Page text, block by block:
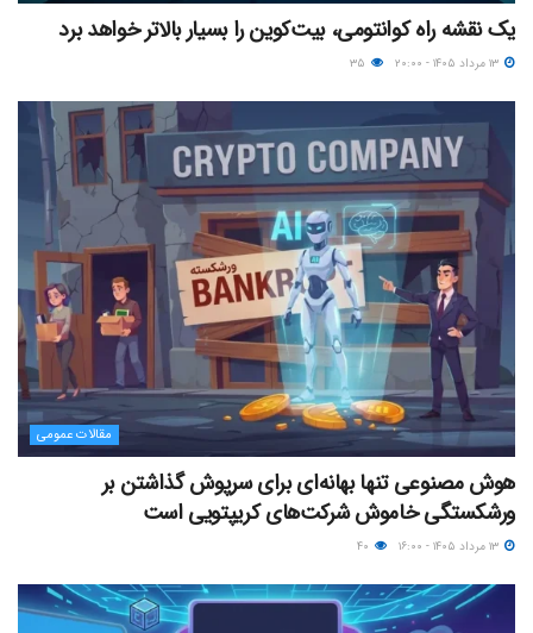
یک نقشه راه کوانتومی، بیت‌کوین را بسیار بالاتر خواهد برد
مقالات عمومی
هوش مصنوعی تنها بهانه‌ای برای سرپوش گذاشتن بر
ورشکستگی خاموش شرکت‌های کریپتویی است